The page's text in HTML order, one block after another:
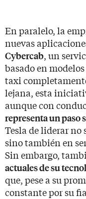
En paralelo, la
nuevas
Cybercab, un
basado en
taxi
lejana, esta
aunque con
representa un paso
Tesla de liderar no
sino también en
Sin embargo,
actuales de su
que, pese a su
constante por su